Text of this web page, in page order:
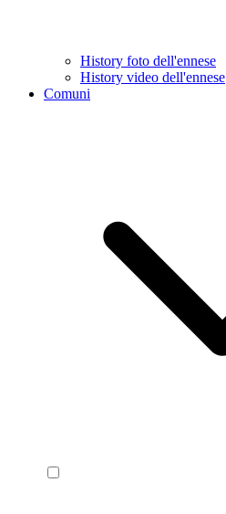
History foto dell'ennese
History video dell'ennese
Comuni